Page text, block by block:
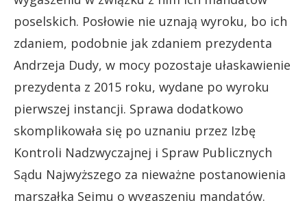
poselskich. Posłowie nie uznają wyroku, bo ich
zdaniem, podobnie jak zdaniem prezydenta
Andrzeja Dudy, w mocy pozostaje ułaskawienie
prezydenta z 2015 roku, wydane po wyroku
pierwszej instancji. Sprawa dodatkowo
skomplikowała się po uznaniu przez Izbę
Kontroli Nadzwyczajnej i Spraw Publicznych
Sądu Najwyższego za nieważne postanowienia
marszałka Sejmu o wygaszeniu mandatów.